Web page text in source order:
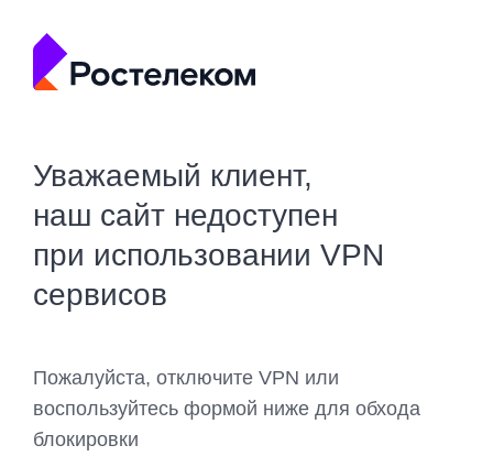
Уважаемый клиент,
наш сайт недоступен
при использовании VPN
сервисов
Пожалуйста, отключите VPN или
воспользуйтесь формой ниже для обхода
блокировки